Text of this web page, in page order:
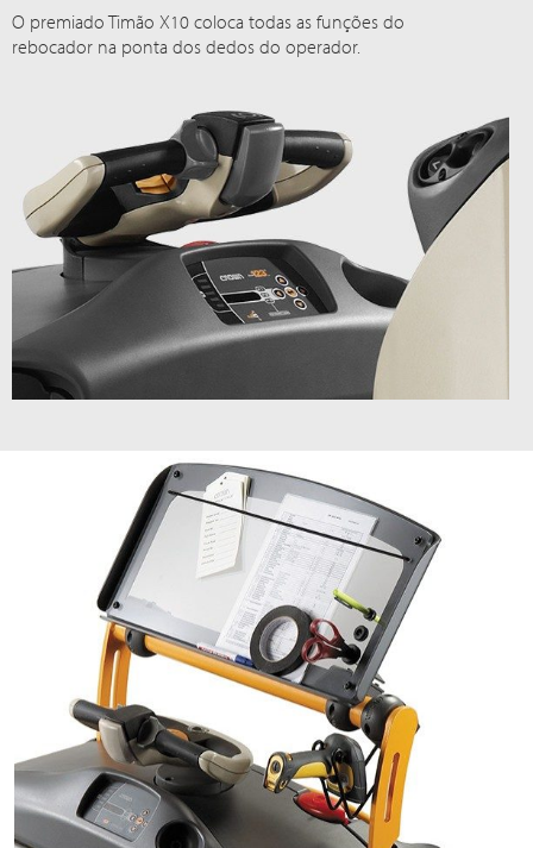
O premiado Timão X10 coloca todas as funções do
rebocador na ponta dos dedos do operador.